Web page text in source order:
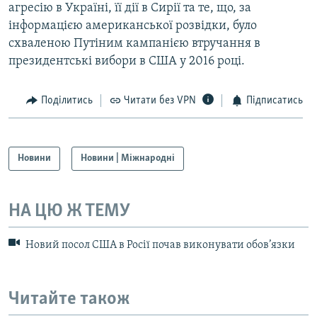
агресію в Україні, її дії в Сирії та те, що, за
інформацією американської розвідки, було
схваленою Путіним кампанією втручання в
президентські вибори в США у 2016 році.
Поділитись Читати без VPN Підписатись
Новини Новини | Міжнародні
НА ЦЮ Ж ТЕМУ
Новий посол США в Росії почав виконувати обов’язки
Читайте також